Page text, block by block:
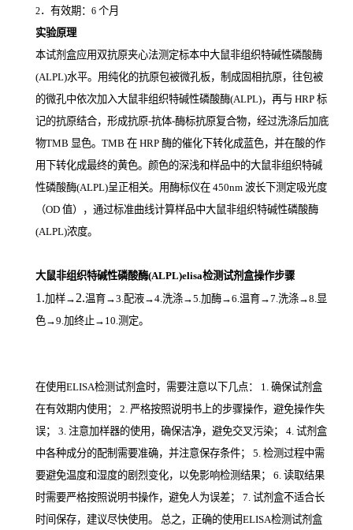
2．有效期： 6 个月
实验原理
本试剂盒应用双抗原夹心法测定标本中大鼠非组织特碱性磷酸酶
(ALPL)水平。用纯化的抗原包被微孔板，制成固相抗原，往包被
的微孔中依次加入大鼠非组织特碱性磷酸酶(ALPL)，再与 HRP 标
记的抗原结合，形成抗原-抗体-酶标抗原复合物，经过洗涤后加底
物TMB 显色。 TMB 在 HRP 酶的催化下转化成蓝色，并在酸的作
用下转化成最终的黄色。颜色的深浅和样品中的大鼠非组织特碱
性磷酸酶(ALPL)呈正相关。用酶标仪在 450nm 波长下测定吸光度
（OD 值），通过标准曲线计算样品中大鼠非组织特碱性磷酸酶
(ALPL)浓度。
大鼠非组织特碱性磷酸酶(ALPL)elisa检测试剂盒操作步骤
1.加样→ 2.温育→3.配液→4.洗涤→5.加酶→6.温育→7.洗涤→8.显
色→9.加终止→10.测定。
在使用ELISA检测试剂盒时，需要注意以下几点： 1. 确保试剂盒
在有效期内使用； 2. 严格按照说明书上的步骤操作，避免操作失
误； 3. 注意加样器的使用，确保洁净，避免交叉污染； 4. 试剂盒
中各种成分的配制需要准确，并注意保存条件； 5. 检测过程中需
要避免温度和湿度的剧烈变化，以免影响检测结果； 6. 读取结果
时需要严格按照说明书操作，避免人为误差； 7. 试剂盒不适合长
时间保存，建议尽快使用。 总之，正确的使用ELISA检测试剂盒